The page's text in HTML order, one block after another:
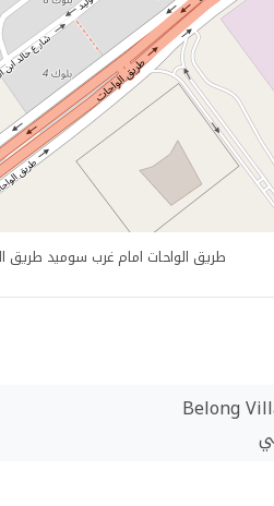
طريق الواحات امام غرب سوميد طريق
Belong